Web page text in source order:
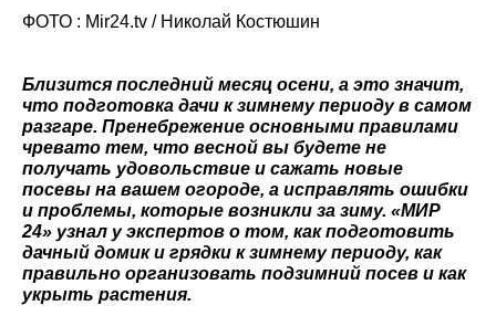
ФОТО : Mir24.tv / Николай Костюшин
Близится последний месяц осени, а это значит,
что подготовка дачи к зимнему периоду в самом
разгаре. Пренебрежение основными правилами
чревато тем, что весной вы будете не
получать удовольствие и сажать новые
посевы на вашем огороде, а исправлять ошибки
и проблемы, которые возникли за зиму. «МИР
24» узнал у экспертов о том, как подготовить
дачный домик и грядки к зимнему периоду, как
правильно организовать подзимний посев и как
укрыть растения.